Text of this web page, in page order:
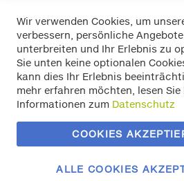
Datenschutz
Impressum
Wir verwenden Cookies, um
verbessern, persönliche
unterbreiten und Ihr Erlebnis zu
Sie unten keine optionalen
kann dies Ihr Erlebnis
mehr erfahren möchten, lesen
Informationen zum Datenschutz
COOKIES
ALLE COOKIES